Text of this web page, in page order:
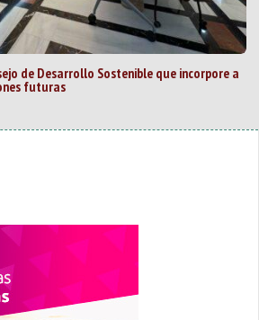
de Desarrollo Sostenible que incorpore a
futuras